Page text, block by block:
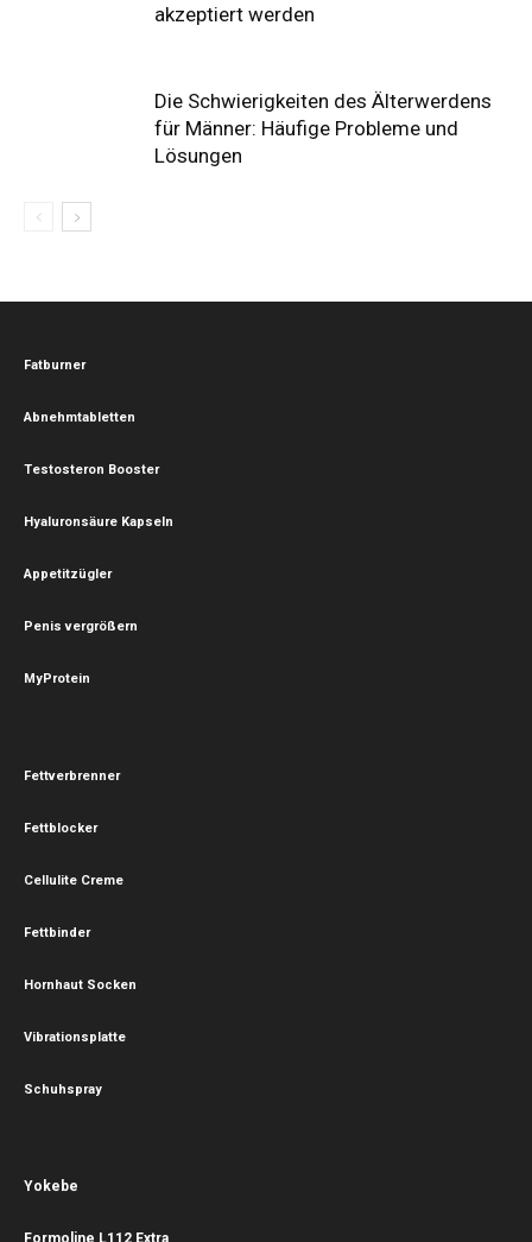
akzeptiert werden
Die Schwierigkeiten des Älterwerdens
für Männer: Häufige Probleme und
Lösungen
Fatburner
Abnehmtabletten
Testosteron Booster
Hyaluronsäure Kapseln
Appetitzügler
Penis vergrößern
MyProtein
Fettverbrenner
Fettblocker
Cellulite Creme
Fettbinder
Hornhaut Socken
Vibrationsplatte
Schuhspray
Yokebe
Formoline L112 Extra